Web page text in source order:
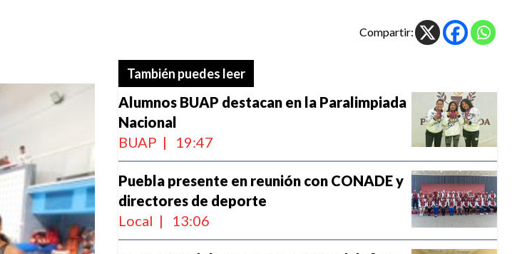
Compartir:
También puedes leer
Alumnos BUAP destacan en la Paralimpiada
Nacional
BUAP | 19:47
Puebla presente en reunión con CONADE y
directores de deporte
Local | 13:06